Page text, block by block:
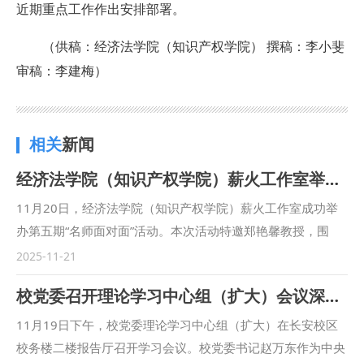
近期重点工作作出安排部署。
（供稿：经济法学院（知识产权学院） 撰稿：李小斐
审稿：李建梅）
相关新闻
经济法学院（知识产权学院）薪火工作室举办第五期“名师面对面”活动
11月20日，经济法学院（知识产权学院）薪火工作室成功举
办第五期“名师面对面”活动。本次活动特邀郑艳馨教授，围
绕“有趣的经济法学”主题，开展了一场精彩生动的讲授。活动
由学院党委副书记李恒主持，百余名学生积极参与活动。 郑
艳馨教授用近期“房价的多米诺骨牌效应”引入主题，列举弹窗
广告、饭店扫码点单、个人信息泄露现象等生活中的例子，进
一步说明经济法与人们的日常生活紧密相连。第二阶段，她强
2025-11-21
校党委召开理论学习中心组（扩大）会议深入学习贯彻中央全面依法治国工作会议精神
11月19日下午，校党委理论学习中心组（扩大）在长安校区
校务楼二楼报告厅召开学习会议。校党委书记赵万东作为中央